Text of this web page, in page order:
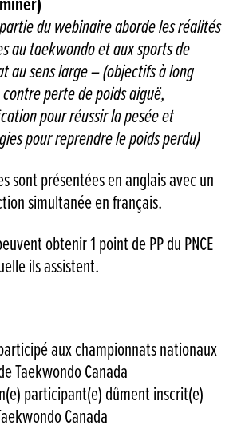
du webinaire aborde les réalités
au taekwondo et aux sports de
au sens large – (objectifs à long
perte de poids aiguë,
pour réussir la pesée et
pour reprendre le poids perdu)
sont présentées en anglais avec un
simultanée en français.
obtenir 1 point de PP du PNCE
ils assistent.
aux championnats nationaux
Taekwondo Canada
participant(e) dûment inscrit(e)
Canada